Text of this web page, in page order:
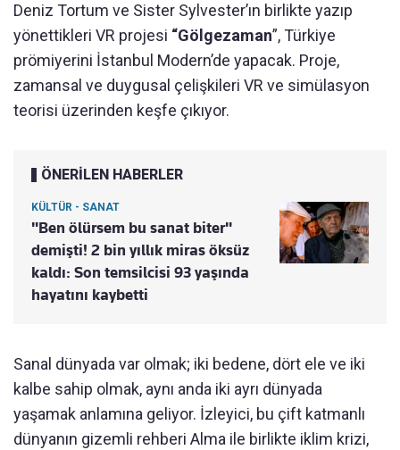
Deniz Tortum ve Sister Sylvester’ın birlikte yazıp
yönettikleri VR projesi “Gölgezaman”, Türkiye
prömiyerini İstanbul Modern’de yapacak. Proje,
zamansal ve duygusal çelişkileri VR ve simülasyon
teorisi üzerinden keşfe çıkıyor.
ÖNERİLEN HABERLER
KÜLTÜR - SANAT
"Ben ölürsem bu sanat biter"
demişti! 2 bin yıllık miras öksüz
kaldı: Son temsilcisi 93 yaşında
hayatını kaybetti
Sanal dünyada var olmak; iki bedene, dört ele ve iki
kalbe sahip olmak, aynı anda iki ayrı dünyada
yaşamak anlamına geliyor. İzleyici, bu çift katmanlı
dünyanın gizemli rehberi Alma ile birlikte iklim krizi,